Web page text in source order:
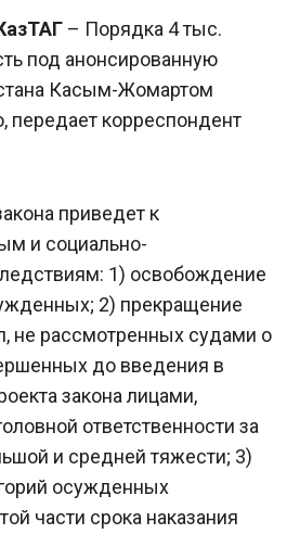
– Порядка 4 тыс.
под анонсированную
Касым-Жомартом
корреспондент
приведет к
и социально-
1) освобождение
2) прекращение
не рассмотренных судами о
до введения в
закона лицами,
ответственности за
и средней тяжести; 3)
осужденных
части срока наказания